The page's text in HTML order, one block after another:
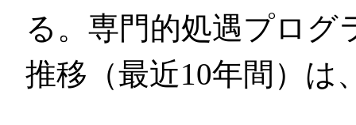
る。専門的処遇プログ
推移（最近10年間）は